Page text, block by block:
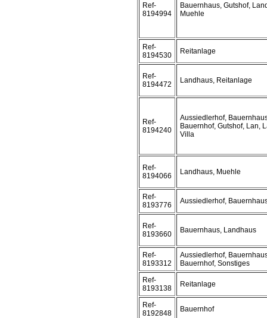
Ref-
8194994
Bauernhaus, Gutshof,
Muehle
Ref-
8194530
Reitanlage
Ref-
8194472
Landhaus, Reitanlage
Ref-
8194240
Aussiedlerhof,
Bauernhof, Gutshof, Lan,
Villa
Ref-
8194066
Landhaus, Muehle
Ref-
8193776
Aussiedlerhof,
Ref-
8193660
Bauernhaus, Landhaus
Ref-
8193312
Aussiedlerhof,
Bauernhof, Sonstiges
Ref-
8193138
Reitanlage
Ref-
8192848
Bauernhof